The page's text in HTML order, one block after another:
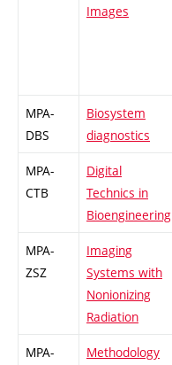
Images
MPA-
DBS
Biosystem
diagnostics
MPA-
CTB
Digital
Technics in
Bioengineering
MPA-
ZSZ
Imaging
Systems with
Nonionizing
Radiation
MPA-
Methodology